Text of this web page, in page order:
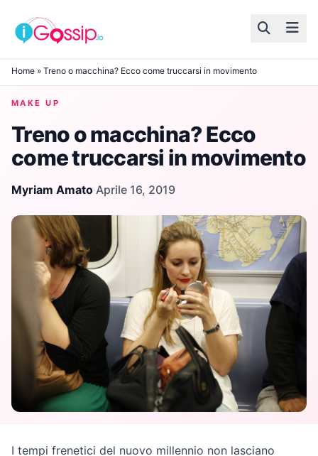
Skip to content
Home » Treno o macchina? Ecco come truccarsi in movimento
MAKE UP
Treno o macchina? Ecco
come truccarsi in movimento
Myriam Amato·Aprile 16, 2019
I tempi frenetici del nuovo millennio non lasciano